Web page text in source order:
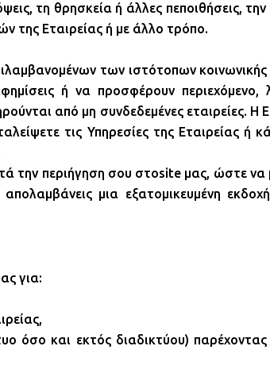
τη θρησκεία ή άλλες πεποιθήσεις, την
της Εταιρείας ή με άλλο τρόπο.
των ιστότοπων
ή να προσφέρουν περιεχόμενο,
από μη συνδεδεμένες εταιρείες. Η
τις Υπηρεσίες της Εταιρείας ή
την περιήγηση σου στοsite μας, ώστε
μια εξατομικευμένη
για:
όσο και εκτός διαδικτύου) παρέχοντας